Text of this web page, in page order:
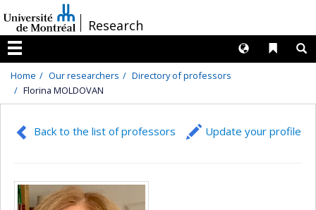
au
contenu
/Research
Menu
Liens
Langues
Home Our researchers
Directory of professors
Florina MOLDOVAN
Back to the list of professors Update your profile